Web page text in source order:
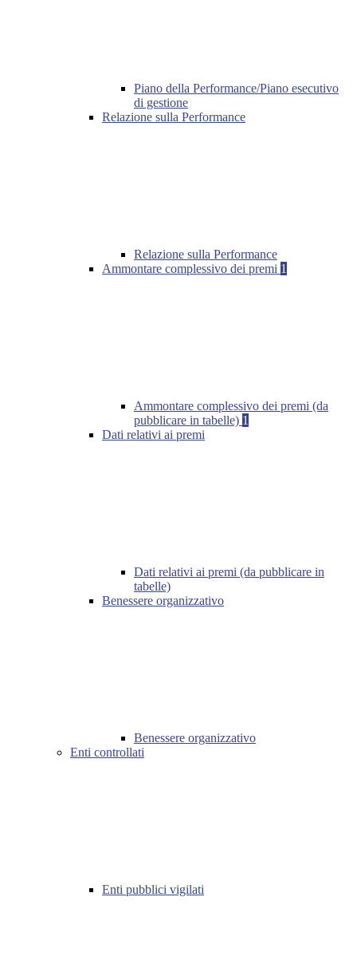
Piano della Performance/Piano esecutivo
di gestione
Relazione sulla Performance
Relazione sulla Performance
Ammontare complessivo dei premi 1
Ammontare complessivo dei premi (da
pubblicare in tabelle) 1
Dati relativi ai premi
Dati relativi ai premi (da pubblicare in
tabelle)
Benessere organizzativo
Benessere organizzativo
Enti controllati
Enti pubblici vigilati